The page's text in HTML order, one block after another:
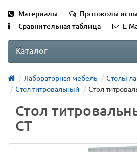
Материалы
Протоколы
Сравнительная таблица
E-
Каталог
Лабораторная мебель
Столы
Стол титровальный
Стол
Стол
СТ